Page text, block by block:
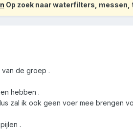
Op zoek naar waterfilters, messen,
de groep .
hebben .
zal ik ook geen voer mee brengen
.